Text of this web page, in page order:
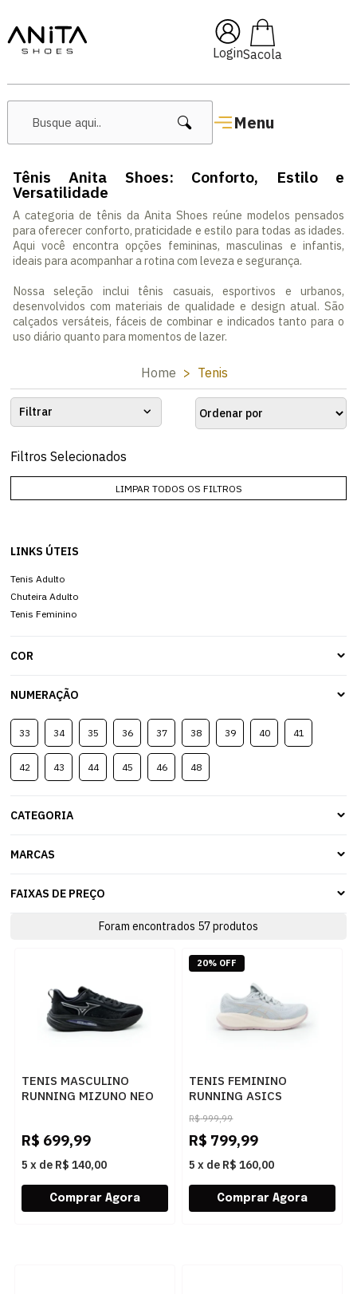
Login
Menu
🔥 Lançamentos Femininos
Tênis Anita Shoes: Conforto, Estilo e
Versatilidade
A categoria de tênis da Anita Shoes reúne modelos pensados
para oferecer conforto, praticidade e estilo para todas as idades.
Aqui você encontra opções femininas, masculinas e infantis,
ideais para acompanhar a rotina com leveza e segurança.
Nossa seleção inclui tênis casuais, esportivos e urbanos,
desenvolvidos com materiais de qualidade e design atual. São
calçados versáteis, fáceis de combinar e indicados tanto para o
uso diário quanto para momentos de lazer.
Home Tenis
Filtrar
Filtros Selecionados
LIMPAR TODOS OS FILTROS
LINKS ÚTEIS
Tenis Adulto
Chuteira Adulto
Tenis Feminino
COR
NUMERAÇÃO
33 34 35 36 37 38 39 40 41
42 43 44 45 46 48
CATEGORIA
MARCAS
FAIXAS DE PREÇO
Foram encontrados 57produtos
TENIS MASCULINO
RUNNING MIZUNO NEO
R$ 699,99
5 x de R$ 140,00
TENIS FEMININO
RUNNING ASICS
CUMULUS 28
1012B916.020 020
R$ 999,99
R$ 799,99
5 x de R$ 160,00
20% OFF